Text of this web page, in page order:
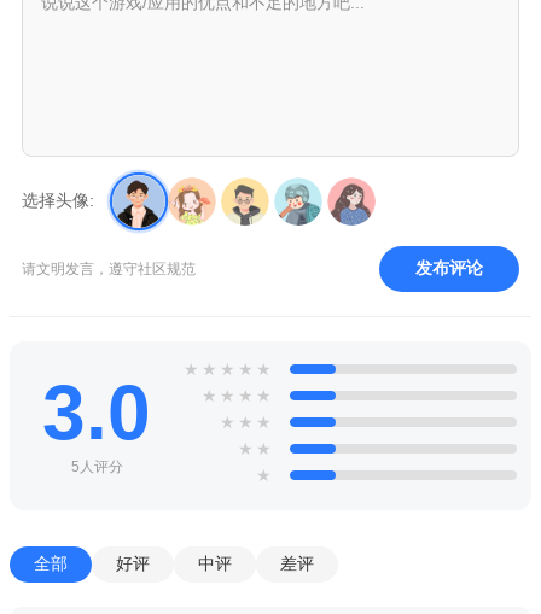
选择头像:
请文明发言，遵守社区规范 发布评论
3.0
5人评分
★ ★ ★ ★ ★
★ ★ ★ ★
★ ★ ★
★ ★
★
全部 好评 中评 差评